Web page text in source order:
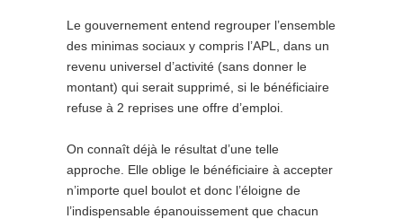
Le gouvernement entend regrouper l’ensemble
des minimas sociaux y compris l’APL, dans un
revenu universel d’activité (sans donner le
montant) qui serait supprimé, si le bénéficiaire
refuse à 2 reprises une offre d’emploi.
On connaît déjà le résultat d’une telle
approche. Elle oblige le bénéficiaire à accepter
n’importe quel boulot et donc l’éloigne de
l’indispensable épanouissement que chacun